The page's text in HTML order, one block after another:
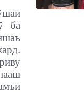
ба